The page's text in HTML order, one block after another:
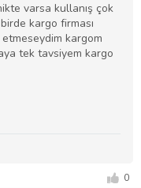
varsa kullanış çok
kargo firması
kargom
tek tavsiyem kargo
0